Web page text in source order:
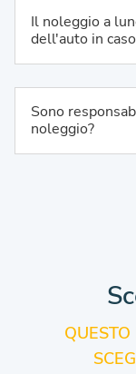
Il noleggio a
dell'auto in
Sono
noleggio?